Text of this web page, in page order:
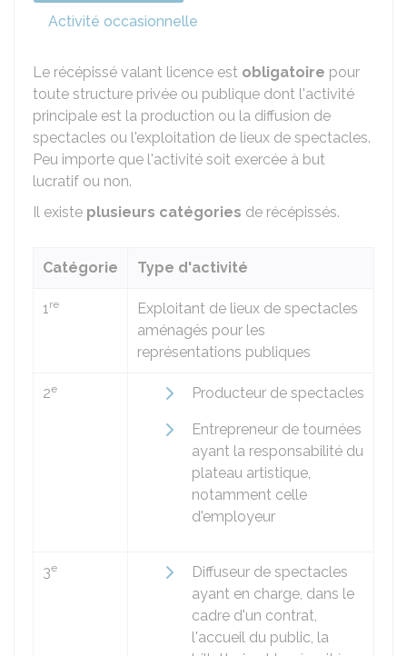
Activité occasionnelle
Le récépissé valant licence est obligatoire pour
toute structure privée ou publique dont l'activité
principale est la production ou la diffusion de
spectacles ou l'exploitation de lieux de spectacles.
Peu importe que l'activité soit exercée à but
lucratif ou non.
Il existe plusieurs catégories de récépissés.
Catégorie Type d'activité
1re
Exploitant de lieux de spectacles
aménagés pour les
représentations publiques
2e Producteur de spectacles
Entrepreneur de tournées
ayant la responsabilité du
plateau artistique,
notamment celle
d'employeur
3e
Diffuseur de spectacles
ayant en charge, dans le
cadre d'un contrat,
l'accueil du public, la